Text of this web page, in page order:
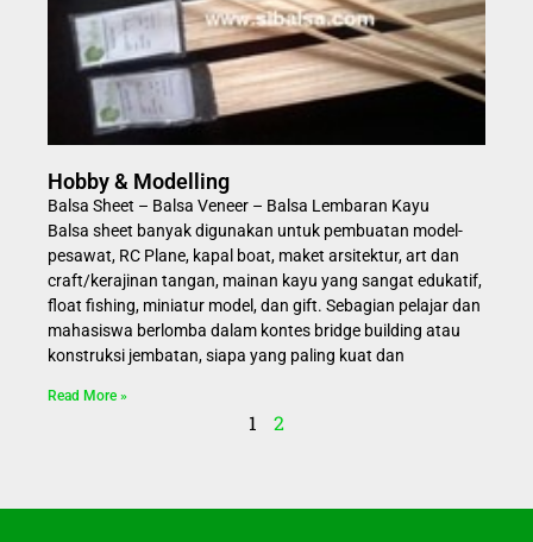
Hobby & Modelling
Balsa Sheet – Balsa Veneer – Balsa Lembaran Kayu
Balsa sheet banyak digunakan untuk pembuatan model-
pesawat, RC Plane, kapal boat, maket arsitektur, art dan
craft/kerajinan tangan, mainan kayu yang sangat edukatif,
float fishing, miniatur model, dan gift. Sebagian pelajar dan
mahasiswa berlomba dalam kontes bridge building atau
konstruksi jembatan, siapa yang paling kuat dan
Read More »
1 2